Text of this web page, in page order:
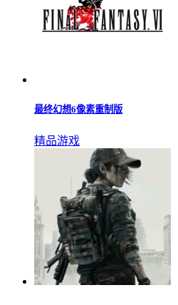
最终幻想6像素重制版
精品游戏